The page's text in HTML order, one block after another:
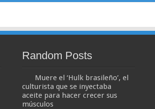
Random Posts
Muere el ‘Hulk brasileño’, el
culturista que se inyectaba
aceite para hacer crecer sus
músculos